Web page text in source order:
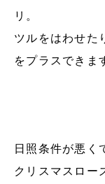
リ。
ツルをはわせた
をプラスできま
日照条件が悪く
クリスマスロー